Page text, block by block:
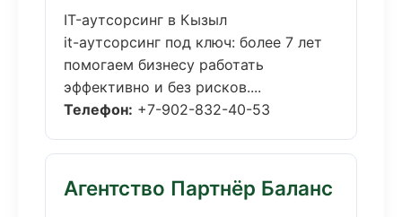
IT-аутсорсинг в Кызыл
it-аутсорсинг под ключ: более 7 лет
помогаем бизнесу работать
эффективно и без рисков....
Телефон: +7-902-832-40-53
Агентство Партнёр Баланс